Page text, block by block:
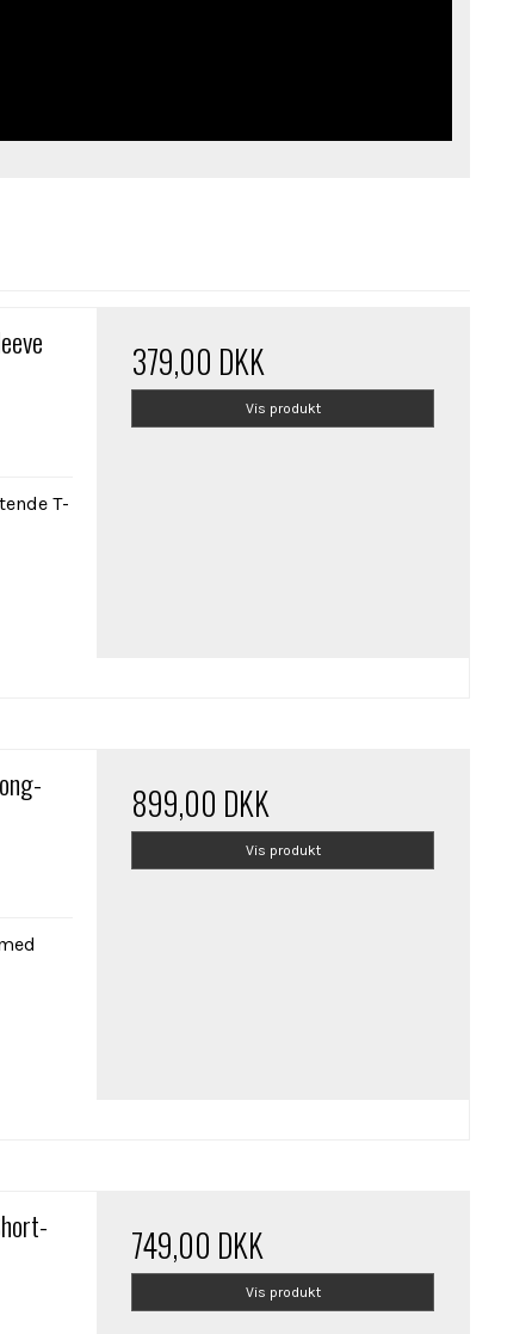
T-
379,00 DKK
Vis produkt
899,00 DKK
Vis produkt
749,00 DKK
Vis produkt